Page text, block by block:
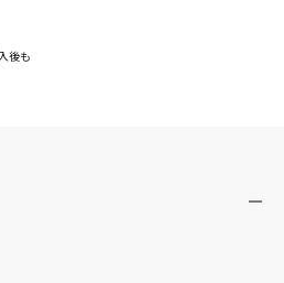
後も